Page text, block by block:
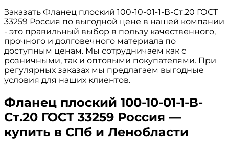
Заказать Фланец плоский 100-10-01-1-В-Ст.20 ГОСТ
33259 Россия по выгодной цене в нашей компании
- это правильный выбор в пользу качественного,
прочного и долговечного материала по
доступным ценам. Мы сотрудничаем как с
розничными, так и оптовыми покупателями. При
регулярных заказах мы предлагаем выгодные
условия для наших клиентов.
Фланец плоский 100-10-01-1-В-
Ст.20 ГОСТ 33259 Россия —
купить в СПб и Ленобласти